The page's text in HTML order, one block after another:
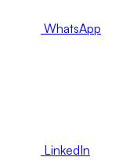
WhatsApp
LinkedIn